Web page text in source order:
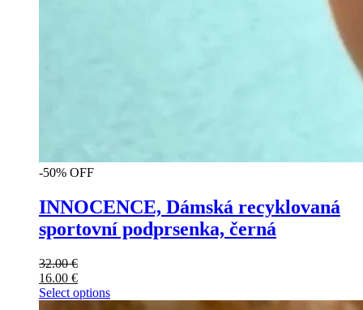
-50% OFF
INNOCENCE, Dámská recyklovaná
sportovní podprsenka, černá
32.00€
16.00 €
Select options